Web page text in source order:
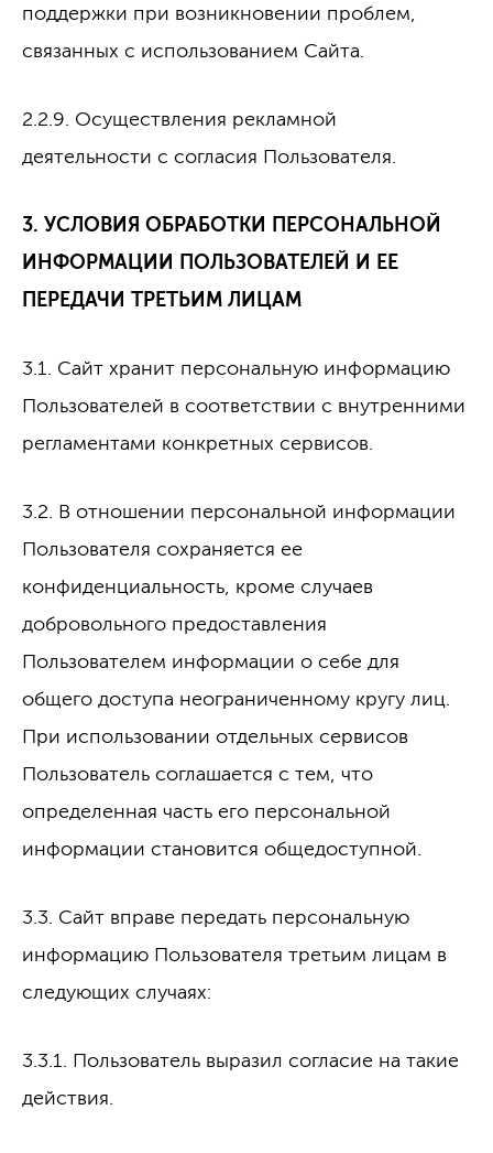
поддержки при возникновении проблем,
связанных с использованием Сайта.
2.2.9. Осуществления рекламной
деятельности с согласия Пользователя.
3. УСЛОВИЯ ОБРАБОТКИ ПЕРСОНАЛЬНОЙ
ИНФОРМАЦИИ ПОЛЬЗОВАТЕЛЕЙ И ЕЕ
ПЕРЕДАЧИ ТРЕТЬИМ ЛИЦАМ
3.1. Сайт хранит персональную информацию
Пользователей в соответствии с внутренними
регламентами конкретных сервисов.
3.2. В отношении персональной информации
Пользователя сохраняется ее
конфиденциальность, кроме случаев
добровольного предоставления
Пользователем информации о себе для
общего доступа неограниченному кругу лиц.
При использовании отдельных сервисов
Пользователь соглашается с тем, что
определенная часть его персональной
информации становится общедоступной.
3.3. Сайт вправе передать персональную
информацию Пользователя третьим лицам в
следующих случаях:
3.3.1. Пользователь выразил согласие на такие
действия.